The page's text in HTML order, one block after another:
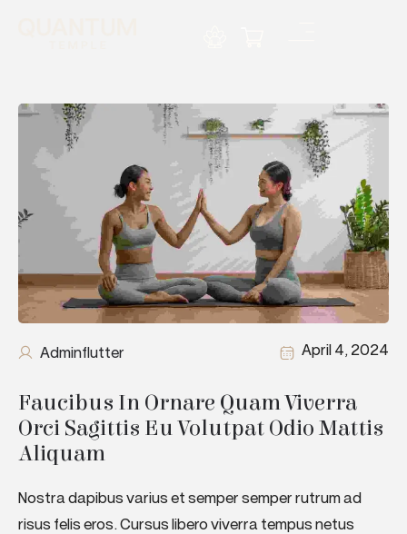
Adminflutter April 4, 2024
Faucibus In Ornare Quam Viverra
Orci Sagittis Eu Volutpat Odio Mattis
Aliquam
Nostra dapibus varius et semper semper rutrum ad
risus felis eros. Cursus libero viverra tempus netus